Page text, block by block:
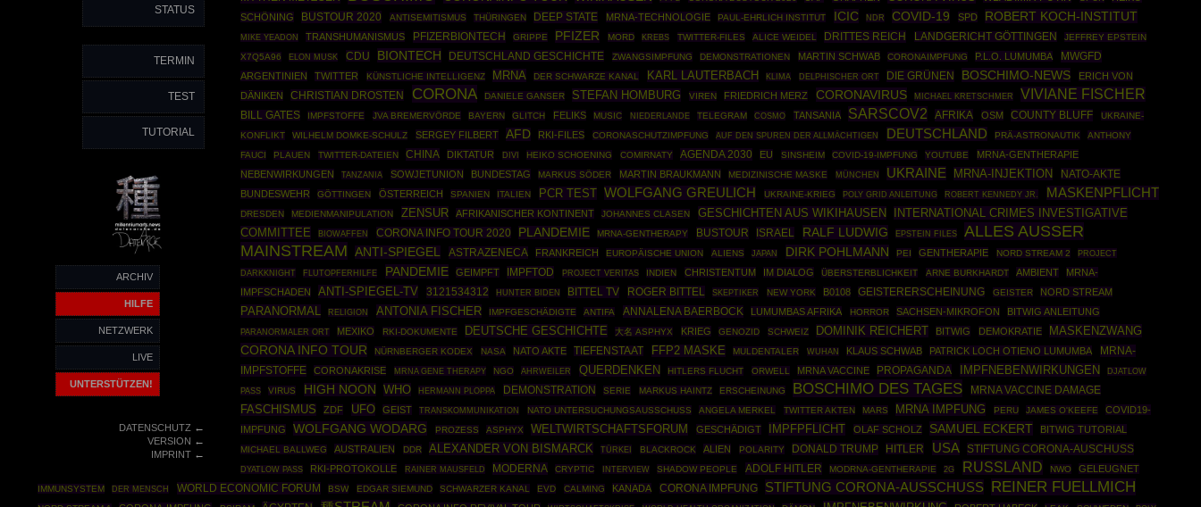
STATUS
TERMIN
TEST
TUTORIAL
ARCHIV
HILFE
NETZWERK
LIVE
UNTERSTÜTZEN!
DATENSCHUTZ←
VERSION ←
IMPRINT←
SCHÖNING
BUSTOUR 2020 ANTISEMITISMUS THÜRINGEN DEEP STATE MRNA-TECHNOLOGIE PAUL-EHRLICH INSTITUT ICIC NDR COVID-19 SPD ROBERT KOCH-INSTITUT
MIKE YEADON TRANSHUMANISMUS PFIZERBIONTECH GRIPPE PFIZER MORD KREBS TWITTER-FILES ALICE WEIDEL DRITTES REICH LANDGERICHT GÖTTINGEN
JEFFREY EPSTEIN
X7Q5A96
ELON MUSK CDU BIONTECH DEUTSCHLAND GESCHICHTE ZWANGSIMPFUNG DEMONSTRATIONEN MARTIN SCHWAB CORONAIMPFUNG P.L.O. LUMUMBA MWGFD
ARGENTINIEN TWITTER KÜNSTLICHE INTELLIGENZ MRNA DER SCHWARZE KANAL KARL LAUTERBACH KLIMA DELPHISCHER ORT DIE GRÜNEN BOSCHIMO-NEWS
ERICH VON
DÄNIKEN
CHRISTIAN DROSTEN CORONA DANIELE GANSER STEFAN HOMBURG VIREN FRIEDRICH MERZ CORONAVIRUS MICHAEL KRETSCHMER VIVIANE FISCHER
BILL GATES IMPFSTOFFE JVA BREMERVÖRDE BAYERN GLITCH FELIKS MUSIC NIEDERLANDE TELEGRAM COSMO TANSANIA SARSCOV2 AFRIKA OSM COUNTY BLUFF
UKRAINE-
KONFLIKT
WILHELM DOMKE-SCHULZ SERGEY FILBERT AFD RKI-FILES CORONASCHUTZIMPFUNG AUF DEN SPUREN DER ALLMÄCHTIGEN DEUTSCHLAND PRÄ-ASTRONAUTIK
ANTHONY
FAUCI
PLAUEN TWITTER-DATEIEN CHINA DIKTATUR DIVI HEIKO SCHOENING COMIRNATY AGENDA 2030 EU SINSHEIM COVID-19-IMPFUNG YOUTUBE
MRNA-GENTHERAPIE
NEBENWIRKUNGEN
TANZANIA SOWJETUNION BUNDESTAG MARKUS SÖDER MARTIN BRAUKMANN MEDIZINISCHE MASKE MÜNCHEN UKRAINE MRNA-INJEKTION NATO-AKTE
BUNDESWEHR GÖTTINGEN ÖSTERREICH SPANIEN ITALIEN PCR TEST WOLFGANG GREULICH UKRAINE-KRIEG POLY GRID ANLEITUNG ROBERT KENNEDY JR. MASKENPFLICHT
DRESDEN MEDIENMANIPULATION ZENSUR AFRIKANISCHER KONTINENT JOHANNES CLASEN GESCHICHTEN AUS WIKIHAUSEN
INTERNATIONAL CRIMES INVESTIGATIVE
COMMITTEE
BIOWAFFEN CORONA INFO TOUR 2020 PLANDEMIE MRNA-GENTHERAPY BUSTOUR ISRAEL RALF LUDWIG EPSTEIN FILES
ALLES AUSSER
MAINSTREAM
ANTI-SPIEGEL ASTRAZENECA FRANKREICH EUROPÄISCHE UNION ALIENS JAPAN DIRK POHLMANN PEI GENTHERAPIE NORD STREAM 2
PROJECT
DARKKNIGHT
FLUTOPFERHILFE PANDEMIE GEIMPFT IMPFTOD PROJECT VERITAS INDIEN CHRISTENTUM IM DIALOG ÜBERSTERBLICHKEIT ARNE BURKHARDT AMBIENT
MRNA-
IMPFSCHADEN
ANTI-SPIEGEL-TV 3121534312 HUNTER BIDEN BITTEL TV ROGER BITTEL SKEPTIKER NEW YORK B0108 GEISTERERSCHEINUNG GEISTER NORD STREAM
PARANORMAL RELIGION ANTONIA FISCHER IMPFGESCHÄDIGTE ANTIFA ANNALENA BAERBOCK LUMUMBAS AFRIKA HORROR SACHSEN-MIKROFON BITWIG ANLEITUNG
PARANORMALER ORT MEXIKO RKI-DOKUMENTE DEUTSCHE GESCHICHTE 大名 ASPHYX KRIEG GENOZID SCHWEIZ DOMINIK REICHERT BITWIG DEMOKRATIE MASKENZWANG
CORONA INFO TOUR NÜRNBERGER KODEX NASA NATO AKTE TIEFENSTAAT FFP2 MASKE MULDENTALER WUHAN KLAUS SCHWAB PATRICK LOCH OTIENO LUMUMBA
MRNA-
IMPFSTOFFE
CORONAKRISE MRNA GENE THERAPY NGO AHRWEILER QUERDENKEN HITLERS FLUCHT ORWELL MRNA VACCINE PROPAGANDA IMPFNEBENWIRKUNGEN DJATLOW
PASS VIRUS HIGH NOON WHO HERMANN PLOPPA DEMONSTRATION SERIE MARKUS HAINTZ ERSCHEINUNG BOSCHIMO DES TAGES MRNA VACCINE DAMAGE
FASCHISMUS ZDF UFO GEIST TRANSKOMMUNIKATION NATO UNTERSUCHUNGSAUSSCHUSS ANGELA MERKEL TWITTER AKTEN MARS MRNA IMPFUNG PERU JAMES O'KEEFE
COVID19-
IMPFUNG
WOLFGANG WODARG PROZESS ASPHYX WELTWIRTSCHAFTSFORUM GESCHÄDIGT IMPFPFLICHT OLAF SCHOLZ SAMUEL ECKERT BITWIG TUTORIAL
MICHAEL BALLWEG AUSTRALIEN DDR ALEXANDER VON BISMARCK TÜRKEI BLACKROCK ALIEN POLARITY DONALD TRUMP HITLER USA STIFTUNG CORONA-AUSCHUSS
DYATLOW PASS RKI-PROTOKOLLE RAINER MAUSFELD MODERNA CRYPTIC INTERVIEW SHADOW PEOPLE ADOLF HITLER MODRNA-GENTHERAPIE 2G RUSSLAND NWO GELEUGNET
IMMUNSYSTEM DER MENSCH WORLD ECONOMIC FORUM BSW EDGAR SIEMUND SCHWARZER KANAL EVD CALMING KANADA CORONA IMPFUNG STIFTUNG CORONA-AUSSCHUSS REINER FUELLMICH